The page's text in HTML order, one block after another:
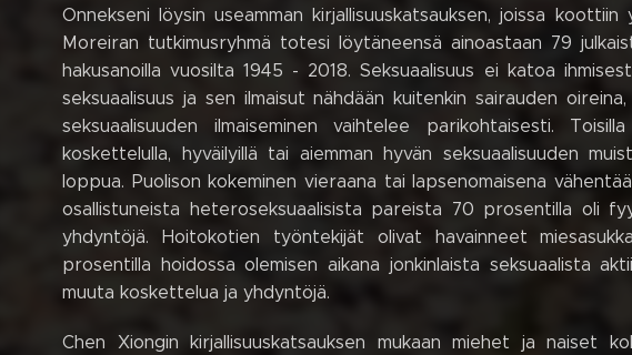
Onnekseni löysin useamman kirjallisuuskatsauksen, joissa
Moreiran tutkimusryhmä totesi löytäneensä ainoastaan 79
hakusanoilla vuosilta 1945 - 2018. Seksuaalisuus ei katoa
seksuaalisuus ja sen ilmaisut nähdään kuitenkin sairauden
seksuaalisuuden ilmaiseminen vaihtelee parikohtaisesti.
koskettelulla, hyväilyillä tai aiemman hyvän seksuaalisuuden
loppua. Puolison kokeminen vieraana tai lapsenomaisena
osallistuneista heteroseksuaalisista pareista 70 prosentilla oli
yhdyntöjä. Hoitokotien työntekijät olivat havainneet
prosentilla hoidossa olemisen aikana jonkinlaista seksuaalista
muuta koskettelua ja yhdyntöjä.
Chen Xiongin kirjallisuuskatsauksen mukaan miehet ja naiset